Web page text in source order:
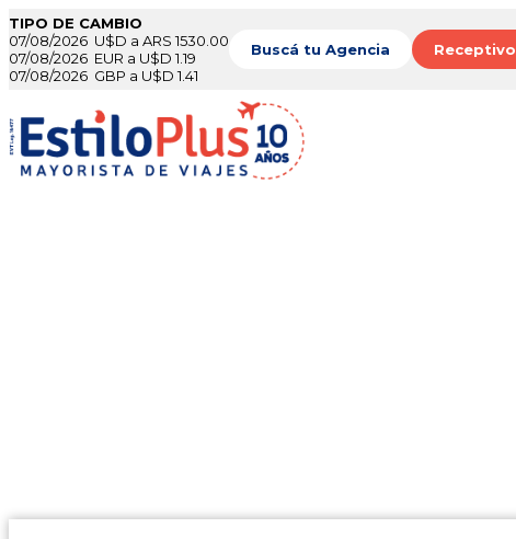
TIPO DE CAMBIO
07/08/2026 U$D a ARS 1530.00
07/08/2026 EUR a U$D 1.19
07/08/2026 GBP a U$D 1.41
Buscá tu Agencia Receptivo